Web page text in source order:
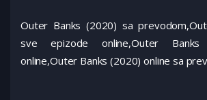
Outer Banks (2020) sa
sve epizode online,Outer
online,Outer Banks (2020) online sa